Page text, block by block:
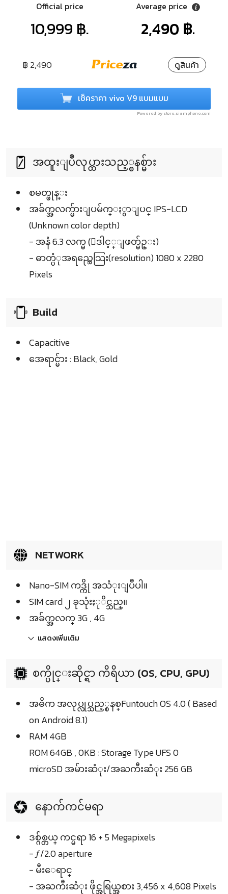
Official price
10,999 ฿.
Average price
2,490 ฿.
฿ 2,490 ดูสินค้า
เช็คราคา vivo V9 แบมแบม
Powered by store.siamphone.com
အထူးျပဳလုပ္ထားသည့္စနစ္မ်ား
စမတ္ဖုန္း
အခ်က္အလက္မ်ားျပမ်က္ႏွာျပင္ IPS-LCD
(Unknown color depth)
- အနံ 6.3 လက္မ (ေဒါင့္ျဖတ္မ်ဥ္း)
- ဓာတ္ပံုအရည္အေသြး(resolution) 1080 x 2280
Pixels
Build
Capacitive
အေရာင္မ်ား : Black, Gold
NETWORK
Nano-SIM ကဒ္ကို အသံုးျပဳပါ။
SIM card ၂ ခုသုံးႏုိင္သည္။
အခ်က္အလက္ 3G , 4G
แสดงเพิ่มเติม
စက္ပိုင္းဆိုင္ရာ ကိရိယာ (OS, CPU, GPU)
အဓိက အလုပ္လုပ္သည့္စနစ္Funtouch OS 4.0 ( Based
on Android 8.1)
RAM 4GB
ROM 64GB , 0KB : Storage Type UFS 0
microSD အမ်ားဆံုး/အႀကီးဆံုး 256 GB
နောက်ကင်မရာ
ဒစ္ဂ်စ္တယ္ ကင္မရာ 16 + 5 Megapixels
- ƒ/2.0 aperture
- မီးေရာင္
- အႀကီးဆံုး ဖိုင္အရြယ္အစား 3,456 x 4,608 Pixels